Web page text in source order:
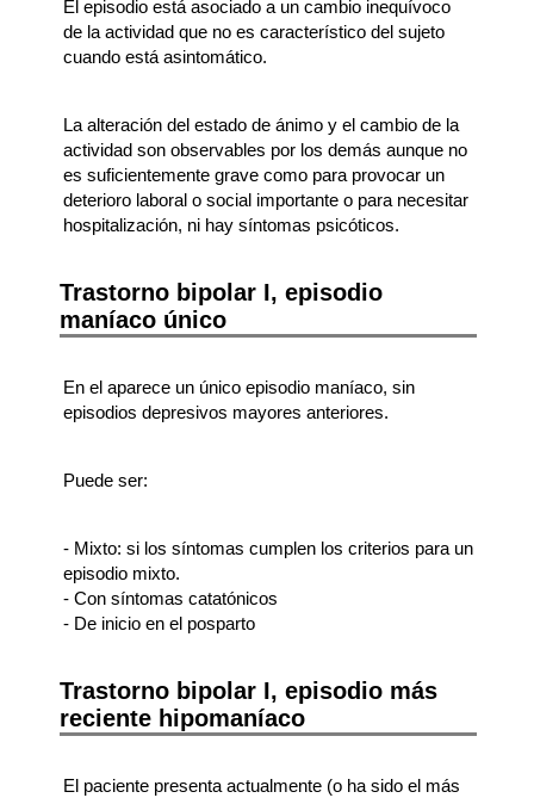
El episodio está asociado a un cambio inequívoco
de la actividad que no es característico del sujeto
cuando está asintomático.
La alteración del estado de ánimo y el cambio de la
actividad son observables por los demás aunque no
es suficientemente grave como para provocar un
deterioro laboral o social importante o para necesitar
hospitalización, ni hay síntomas psicóticos.
Trastorno bipolar I, episodio
maníaco único
En el aparece un único episodio maníaco, sin
episodios depresivos mayores anteriores.
Puede ser:
- Mixto: si los síntomas cumplen los criterios para un
episodio mixto.
- Con síntomas catatónicos
- De inicio en el posparto
Trastorno bipolar I, episodio más
reciente hipomaníaco
El paciente presenta actualmente (o ha sido el más